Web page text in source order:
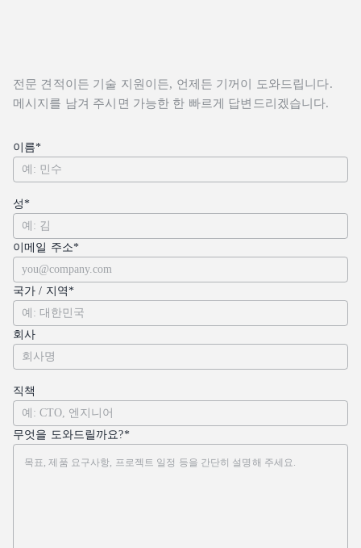
전문 견적이든 기술 지원이든, 언제든 기꺼이 도와드립니다.
메시지를 남겨 주시면 가능한 한 빠르게 답변드리겠습니다.
이름*
성*
이메일 주소*
국가 / 지역*
회사
직책
무엇을 도와드릴까요?*